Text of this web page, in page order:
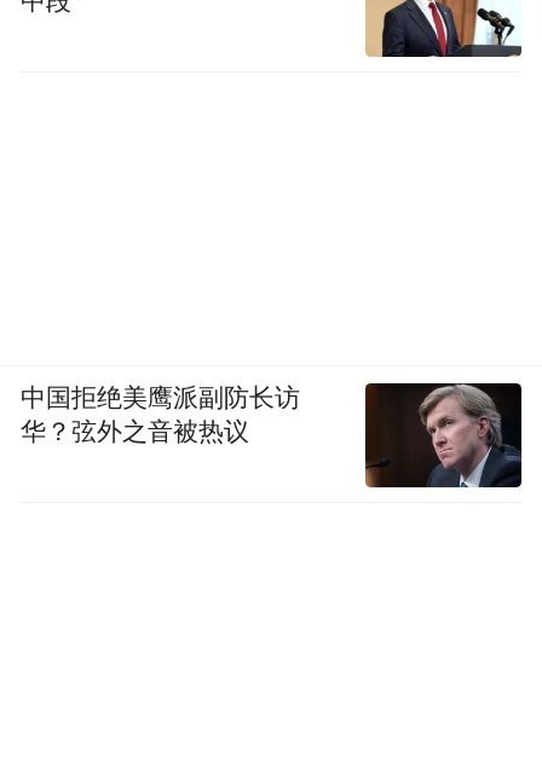
中国拒绝美鹰派副防长访
华？弦外之音被热议